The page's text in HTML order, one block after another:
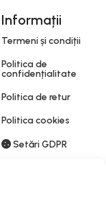
Informații
Termeni și condiții
Politica de
confidențialitate
Politica de retur
Politica cookies
Setări GDPR